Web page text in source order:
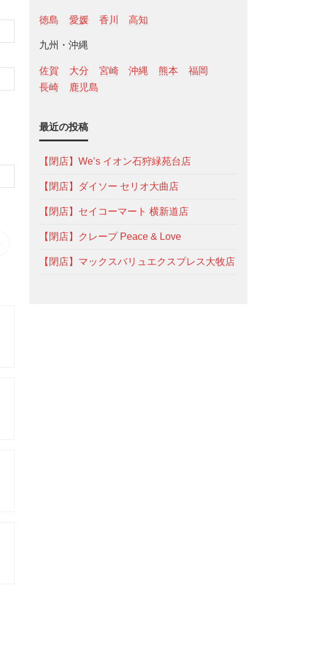
徳島 愛媛 香川 高知
九州・沖縄
佐賀 大分 宮崎 沖縄 熊本
福岡
長崎
鹿児島
最近の投稿
【閉店】We’s イオン石狩緑苑台店
【閉店】ダイソー セリオ大曲店
【閉店】セイコーマート 横新道店
【閉店】クレープ Peace & Love
【閉店】マックスバリュエクスプレス大牧店